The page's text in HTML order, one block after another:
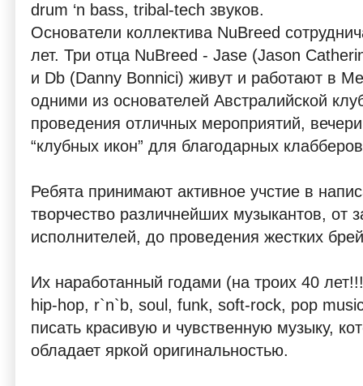
drum ‘n bass, tribal-tech звуков.
Основатели коллектива NuBreed
лет. Три отца NuBreed - Jase (Jason
и Db (Danny Bonnici) живут и работают в
одними из основателей Австралийской
проведения отличных мероприятий,
“клубных икон” для благодарных
Ребята принимают активное учстие в
творчество различнейших музыкантов, от
исполнителей, до проведения жестких
Их наработанный годами (на троих 40
hip-hop, r`n`b, soul, funk, soft-rock, pop
писать красивую и чувственную музыку,
обладает яркой оригинальностью.